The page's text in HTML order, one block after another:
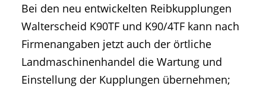
Bei den neu entwickelten Reibkupplungen
Walterscheid K90TF und K90/4TF kann nach
Firmenangaben jetzt auch der örtliche
Landmaschinenhandel die Wartung und
Einstellung der Kupplungen übernehmen;